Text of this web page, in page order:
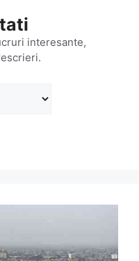
interesante,